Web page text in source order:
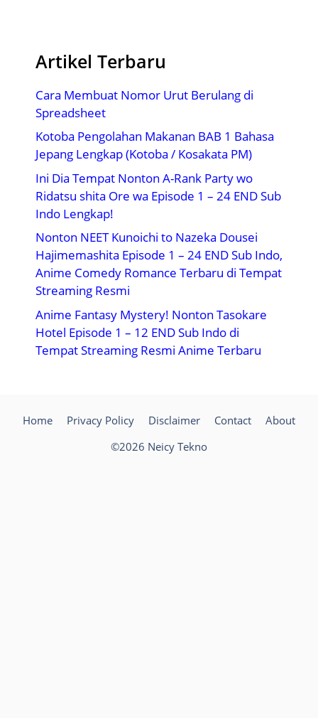
Artikel Terbaru
Cara Membuat Nomor Urut Berulang di
Spreadsheet
Kotoba Pengolahan Makanan BAB 1 Bahasa
Jepang Lengkap (Kotoba / Kosakata PM)
Ini Dia Tempat Nonton A-Rank Party wo
Ridatsu shita Ore wa Episode 1 – 24 END Sub
Indo Lengkap!
Nonton NEET Kunoichi to Nazeka Dousei
Hajimemashita Episode 1 – 24 END Sub Indo,
Anime Comedy Romance Terbaru di Tempat
Streaming Resmi
Anime Fantasy Mystery! Nonton Tasokare
Hotel Episode 1 – 12 END Sub Indo di
Tempat Streaming Resmi Anime Terbaru
Home Privacy Policy Disclaimer Contact
About
©2026 Neicy Tekno